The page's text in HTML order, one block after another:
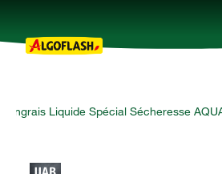
Nos produits
Conseils
Engrais Liquide Spécial Sécheresse